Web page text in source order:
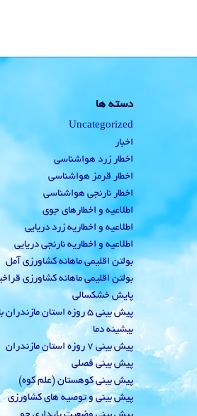
دسته ها
Uncategorized
اخبار
اخطار زرد هواشناسی
اخطار قرمز هواشناسی
اخطار نارنجی هواشناسی
اطلاعیه و اخطارهای جوی
اطلاعیه و اخطاریه زرد دریایی
اطلاعیه و اخطاریه نارنجی دریایی
بولتن اقلیمی ماهانه کشاورزی آمل
بولتن اقلیمی ماهانه کشاورزی
پایش خشکسالی
پیش بینی 5 روزه استان
بیشینه دما
پیش بینی 7 روزه استان مازندران
پیش بینی فصلی
پیش بینی کوهستان (علم کوه)
پیش بینی و توصیه های کشاورزی